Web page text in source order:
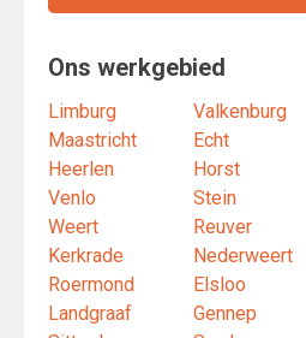
Ons werkgebied
Limburg
Maastricht
Heerlen
Venlo
Weert
Kerkrade
Roermond
Landgraaf
Valkenburg
Echt
Horst
Stein
Reuver
Nederweert
Elsloo
Gennep